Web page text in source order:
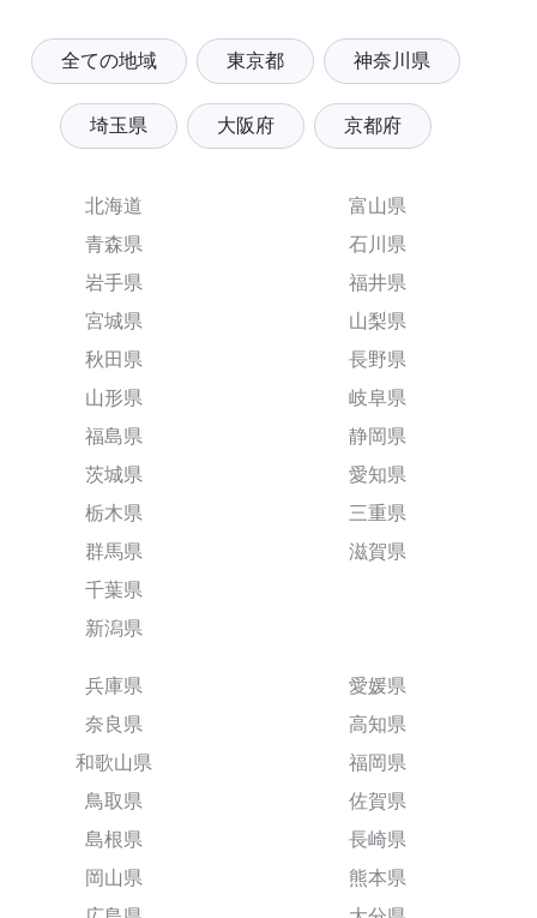
全ての地域 東京都 神奈川県
埼玉県 大阪府 京都府
北海道
青森県
岩手県
宮城県
秋田県
山形県
福島県
茨城県
栃木県
群馬県
千葉県
新潟県
富山県
石川県
福井県
山梨県
長野県
岐阜県
静岡県
愛知県
三重県
滋賀県
兵庫県
奈良県
和歌山県
鳥取県
島根県
岡山県
愛媛県
高知県
福岡県
佐賀県
長崎県
熊本県